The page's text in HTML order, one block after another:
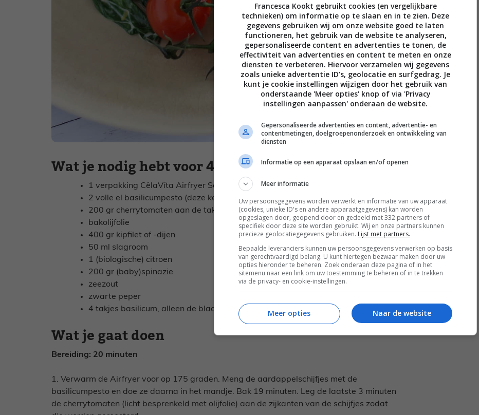
Wat je nodig hebt voor 4 personen
1 verpakking CêlaVíta Airfryer Schijfjes
2 volle el basilicumpesto (deze keer zelf gekocht, want ik had maar 20 minuten)
200 gr cherrytomaten aan de tak
bakolijfolie
400 gr kipfilet of -dijen
50 ml slagroom
1 (biologische) citroen
200 gr (baby)spinazie
zeezout
zwarte peper
4 takjes basilicum, alleen de blaadjes
Wat je gaat doen
Bereiding: 20 minuten
1. Verwarm de Airfryer voor op 175 graden. Meng de aardappelschijfjes met de
basilicumpesto en doe ze daarna in het mandje. Bak 19 minuten. Leg de laatste 3 minuten
de cherrytomaten (licht besprenkeld met olijfolie) aan de zijkanten van de schijfjes zodat
Francesca Kookt gebruikt cookies (en vergelijkbare
technieken) om informatie op te slaan en in te zien. Deze
gegevens gebruiken wij om onze website goed te laten
functioneren, het gebruik van de website te analyseren,
gepersonaliseerde content en advertenties te tonen, de
effectiviteit van advertenties en content te meten en onze
diensten te verbeteren. Hiervoor verzamelen wij gegevens
zoals unieke advertentie ID’s, geolocatie en surfgedrag. Je
kunt je cookie instellingen wijzigen door het gebruik van
onderstaande 'Meer opties' knop of via 'Privacy
instellingen aanpassen' onderaan de website.
Gepersonaliseerde advertenties en content, advertentie- en
contentmetingen, doelgroepenonderzoek en ontwikkeling van
diensten
Informatie op een apparaat opslaan en/of openen
Meer informatie
Uw persoonsgegevens worden verwerkt en informatie van uw apparaat
(cookies, unieke ID's en andere apparaatgegevens) kan worden
opgeslagen door, geopend door en gedeeld met 332 partners of
specifiek door deze site worden gebruikt. Wij en onze partners kunnen
precieze geolocatiegegevens gebruiken. Lijst met partners.
Bepaalde leveranciers kunnen uw persoonsgegevens verwerken op basis
van gerechtvaardigd belang. U kunt hiertegen bezwaar maken door uw
opties hieronder te beheren. Zoek onderaan deze pagina of in het
sitemenu naar een link om uw toestemming te beheren of in te trekken
via de privacy- en cookie-instellingen.
Naar de website
Meer opties